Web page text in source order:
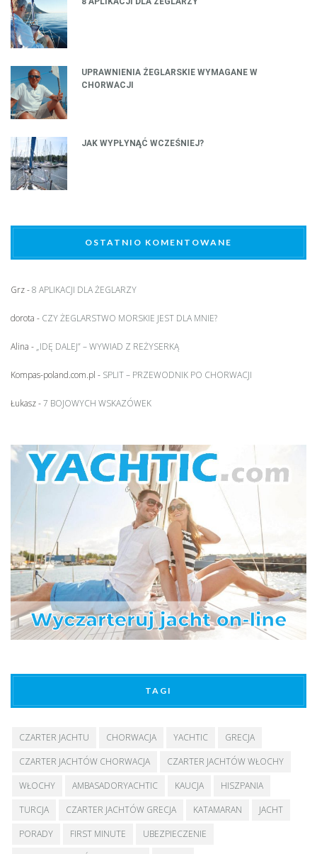
UPRAWNIENIA ŻEGLARSKIE WYMAGANE W
CHORWACJI
JAK WYPŁYNĄĆ WCZEŚNIEJ?
OSTATNIO KOMENTOWANE
Grz-8 APLIKACJI DLA ŻEGLARZY
dorota - CZY ŻEGLARSTWO MORSKIE JEST DLA MNIE?
Alina -„IDĘ DALEJ” – WYWIAD Z REŻYSERKĄ
Kompas-poland.com.pl - SPLIT – PRZEWODNIK PO CHORWACJI
Łukasz-7 BOJOWYCH WSKAZÓWEK
TAGI
CZARTER JACHTU CHORWACJA YACHTIC
GRECJA
CZARTER JACHTÓW CHORWACJA
CZARTER JACHTÓW WŁOCHY
WŁOCHY
AMBASADORYACHTIC KAUCJA
HISZPANIA
TURCJA
CZARTER JACHTÓW GRECJA KATAMARAN
JACHT
PORADY
FIRST MINUTE
UBEZPIECZENIE